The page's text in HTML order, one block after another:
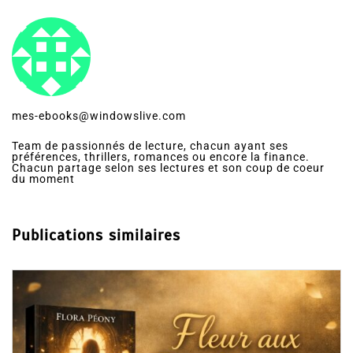
mes-ebooks@windowslive.com
Team de passionnés de lecture, chacun ayant ses
préférences, thrillers, romances ou encore la finance.
Chacun partage selon ses lectures et son coup de coeur
du moment
Publications similaires